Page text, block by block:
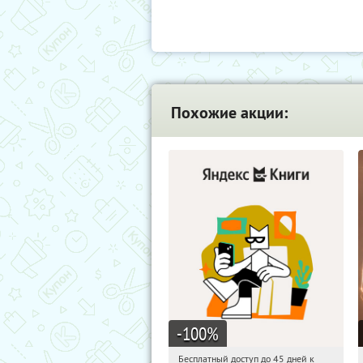
Похожие акции:
-100%
Бесплатный доступ до 45 дней к